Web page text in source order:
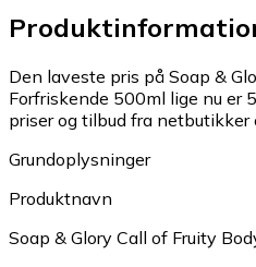
Den laveste pris på Soap &
Forfriskende 500ml lige nu er
priser og tilbud fra netbutikker
Grundoplysninger
Produktnavn
Soap & Glory Call of Fruity